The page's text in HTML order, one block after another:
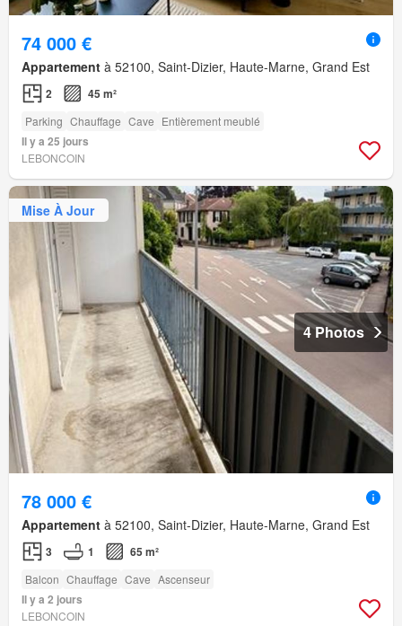
74 000 €
Appartement à 52100, Saint-Dizier, Haute-Marne, Grand Est
2 45 m²
Parking Chauffage Cave Entièrement meublé
Il y a 25 jours
LEBONCOIN
Mise À Jour
4 Photos
78 000 €
Appartement à 52100, Saint-Dizier, Haute-Marne, Grand Est
3 1 65 m²
Balcon Chauffage Cave Ascenseur
Il y a 2 jours
LEBONCOIN